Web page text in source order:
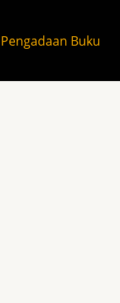
Pengadaan Buku